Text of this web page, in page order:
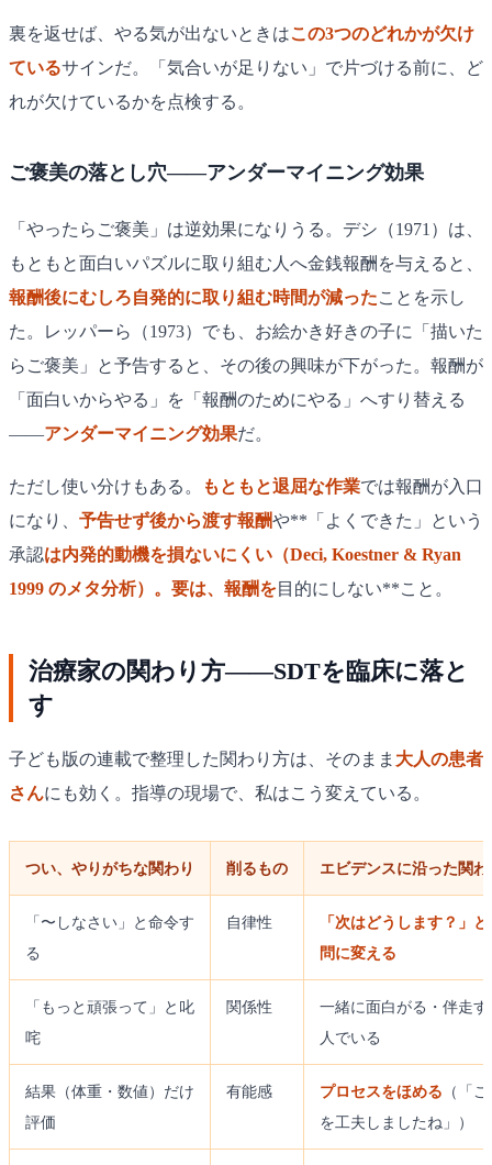
裏を返せば、やる気が出ないときはこの3つのどれかが欠け
ているサインだ。「気合いが足りない」で片づける前に、ど
れが欠けているかを点検する。
ご褒美の落とし穴——アンダーマイニング効果
「やったらご褒美」は逆効果になりうる。デシ（1971）は、
もともと面白いパズルに取り組む人へ金銭報酬を与えると、
報酬後にむしろ自発的に取り組む時間が減ったことを示し
た。レッパーら（1973）でも、お絵かき好きの子に「描いた
らご褒美」と予告すると、その後の興味が下がった。報酬が
「面白いからやる」を「報酬のためにやる」へすり替える
——アンダーマイニング効果だ。
ただし使い分けもある。 もともと退屈な作業では報酬が入口
になり、 予告せず後から渡す報酬や**「よくできた」という
承認は内発的動機を損ないにくい（Deci, Koestner & Ryan
1999 のメタ分析）。要は、報酬を目的にしない**こと。
治療家の関わり方——SDTを臨床に落と
す
子ども版の連載で整理した関わり方は、そのまま 大人の患者
さんにも効く。指導の現場で、私はこう変えている。
つい、やりがちな関わり 削るもの エビデンスに沿った関わ
「〜しなさい」と命令す
る
自律性
「次はどうします？」と
問に変える
「もっと頑張って」と叱
咤
関係性
一緒に面白がる・伴走す
人でいる
結果（体重・数値）だけ
評価
有能感 プロセスをほめる （「
を工夫しましたね」）